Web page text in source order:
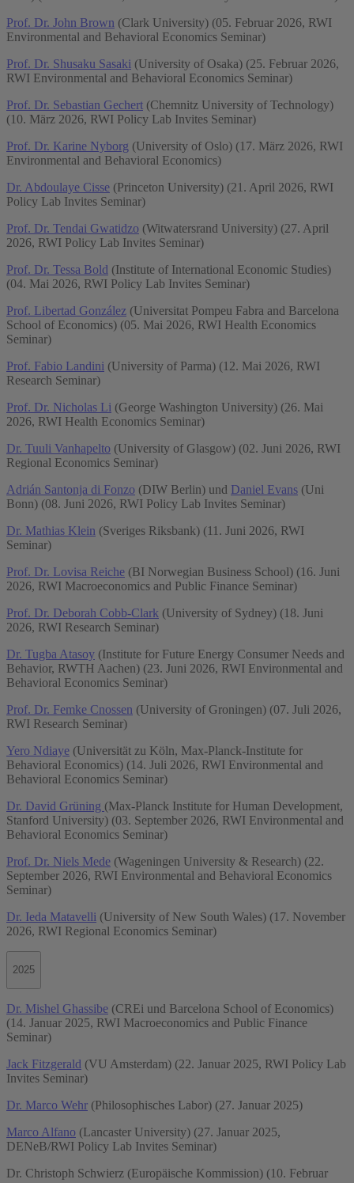
Prof. Dr. John Brown (Clark University) (05. Februar 2026, RWI
Environmental and Behavioral Economics Seminar)
Prof. Dr. Shusaku Sasaki (University of Osaka) (25. Februar 2026,
RWI Environmental and Behavioral Economics Seminar)
Prof. Dr. Sebastian Gechert (Chemnitz University of Technology)
(10. März 2026, RWI Policy Lab Invites Seminar)
Prof. Dr. Karine Nyborg (University of Oslo) (17. März 2026, RWI
Environmental and Behavioral Economics)
Dr. Abdoulaye Cisse (Princeton University) (21. April 2026, RWI
Policy Lab Invites Seminar)
Prof. Dr. Tendai Gwatidzo (Witwatersrand University) (27. April
2026, RWI Policy Lab Invites Seminar)
Prof. Dr. Tessa Bold (Institute of International Economic Studies)
(04. Mai 2026, RWI Policy Lab Invites Seminar)
Prof. Libertad González (Universitat Pompeu Fabra and Barcelona
School of Economics) (05. Mai 2026, RWI Health Economics
Seminar)
Prof. Fabio Landini (University of Parma) (12. Mai 2026, RWI
Research Seminar)
Prof. Dr. Nicholas Li (George Washington University) (26. Mai
2026, RWI Health Economics Seminar)
Dr. Tuuli Vanhapelto (University of Glasgow) (02. Juni 2026, RWI
Regional Economics Seminar)
Adrián Santonja di Fonzo (DIW Berlin) und Daniel Evans (Uni
Bonn) (08. Juni 2026, RWI Policy Lab Invites Seminar)
Dr. Mathias Klein (Sveriges Riksbank) (11. Juni 2026, RWI
Seminar)
Prof. Dr. Lovisa Reiche (BI Norwegian Business School) (16. Juni
2026, RWI Macroeconomics and Public Finance Seminar)
Prof. Dr. Deborah Cobb-Clark (University of Sydney) (18. Juni
2026, RWI Research Seminar)
Dr. Tugba Atasoy (Institute for Future Energy Consumer Needs and
Behavior, RWTH Aachen) (23. Juni 2026, RWI Environmental and
Behavioral Economics Seminar)
Prof. Dr. Femke Cnossen (University of Groningen) (07. Juli 2026,
RWI Research Seminar)
Yero Ndiaye (Universität zu Köln, Max-Planck-Institute for
Behavioral Economics) (14. Juli 2026, RWI Environmental and
Behavioral Economics Seminar)
Dr. David Grüning (Max-Planck Institute for Human Development,
Stanford University) (03. September 2026, RWI Environmental and
Behavioral Economics Seminar)
Prof. Dr. Niels Mede (Wageningen University & Research) (22.
September 2026, RWI Environmental and Behavioral Economics
Seminar)
Dr. Ieda Matavelli (University of New South Wales) (17. November
2026, RWI Regional Economics Seminar)
2025
Dr. Mishel Ghassibe (CREi und Barcelona School of Economics)
(14. Januar 2025, RWI Macroeconomics and Public Finance
Seminar)
Jack Fitzgerald (VU Amsterdam) (22. Januar 2025, RWI Policy Lab
Invites Seminar)
Dr. Marco Wehr (Philosophisches Labor) (27. Januar 2025)
Marco Alfano (Lancaster University) (27. Januar 2025,
DENeB/RWI Policy Lab Invites Seminar)
Dr. Christoph Schwierz (Europäische Kommission) (10. Februar